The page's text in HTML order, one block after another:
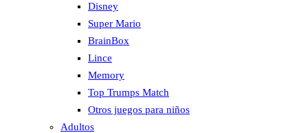
Disney
Super Mario
BrainBox
Lince
Memory
Top Trumps Match
Otros juegos para niños
Adultos